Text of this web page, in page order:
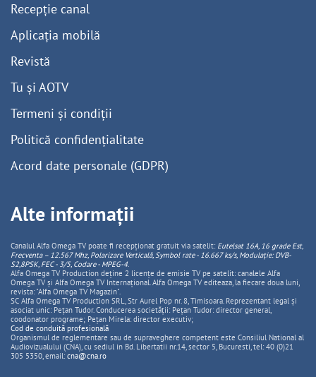
Recepție canal
Aplicația mobilă
Revistă
Tu și AOTV
Termeni și condiții
Politică confidențialitate
Acord date personale (GDPR)
Alte informații
Canalul Alfa Omega TV poate fi recepționat gratuit via satelit: Eutelsat 16A, 16 grade Est,
Frecventa – 12.567 Mhz, PolarizareVerticală, Symbol rate - 16.667 ks/s, Modulație: DVB-
S2,8PSK, FEC - 3/5, Codare - MPEG-4.
Alfa Omega TV Production deține 2 licențe de emisie TV pe satelit: canalele Alfa
Omega TV și Alfa Omega TV Internațional. Alfa Omega TV editeaza, la fiecare doua luni,
revista: "Alfa Omega TV Magazin".
SC Alfa Omega TV Production SRL, Str Aurel Pop nr. 8, Timisoara. Reprezentant legal și
asociat unic: Pețan Tudor. Conducerea societății: Pețan Tudor: director general,
coodonator programe; Pețan Mirela: director executiv;
Cod de conduită profesională
Organismul de reglementare sau de supraveghere competent este Consiliul National al
Audiovizualului (CNA), cu sediul in Bd. Libertatii nr.14, sector 5, Bucuresti, tel: 40 (0)21
305 5350, email: cna@cna.ro